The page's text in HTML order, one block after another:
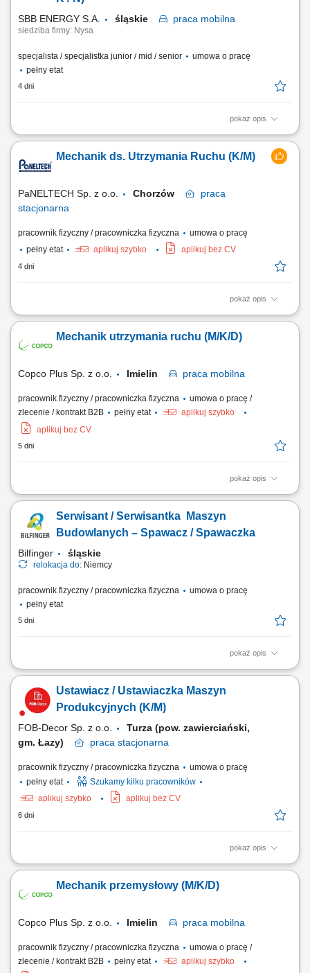
SBB ENERGY S.A. śląskie praca mobilna
siedziba firmy: Nysa
specjalista / specjalistka junior / mid / senior
umowa o pracę
pełny etat
4 dni
pokaż opis
Lokalizacja Obiekty energetyczne i przemysłowe w Polsce oraz za
granicą Uruchamiaj inwestycje, które zmieniają przemysł SBB ENERGY
realizuje projekty energetyczne i przemysłowe w Polsce oraz za
granicą. Budujemy i uruchamiamy instalacje, które mają realny wpływ
Mechanik ds. Utrzymania Ruchu (K/M)
PaNELTECH Sp. z o.o. Chorzów
praca
stacjonarna
pracownik fizyczny / pracowniczka fizyczna
umowa o pracę
pełny etat
aplikuj szybko aplikuj bez CV
4 dni
pokaż opis
Zakres obowiązków: Bieżące usuwanie awarii maszyn i urządzeń.
usterek oraz wdrażanie działań naprawczych. Udział w modernizacjach
i instalacjach nowych urządzeń. Współpraca z działem produkcji w
Mechanik utrzymania ruchu (M/K/D)
Copco Plus Sp. z o.o. Imielin praca mobilna
pracownik fizyczny / pracowniczka fizyczna
umowa o pracę /
zlecenie / kontrakt B2B
pełny etat
aplikuj szybko
aplikuj bez CV
5 dni
pokaż opis
Zadania Sprawne identyfikowanie przyczyn usterek oraz przywracanie
przeglądów technicznych oraz bieżących konserwacji podzespołów.
Aktywne wspieranie zespołu w podnoszeniu wydajności parku
Serwisant / Serwisantka Maszyn
Budowlanych – Spawacz / Spawaczka
Bilfinger śląskie
relokacja do: Niemcy
pracownik fizyczny / pracowniczka fizyczna
umowa o pracę
pełny etat
5 dni
pokaż opis
Opis stanowiska: Wykonywanie prac spawalniczych przy konstrukcjach
na podstawie rysunku technicznego. Naprawa i konserwacja sprzętu
budowlanego oraz urządzeń wykorzystywanych podczas realizacji
inwestycji. Usuwanie usterek...
Ustawiacz / Ustawiaczka Maszyn
Produkcyjnych (K/M)
FOB-Decor Sp. z o.o.
Turza (pow. zawierciański,
gm. Łazy)
praca stacjonarna
pracownik fizyczny / pracowniczka fizyczna
umowa o pracę
pełny etat
Szukamy kilku pracowników
aplikuj szybko
aplikuj bez CV
6 dni
pokaż opis
Zakres obowiązków: bieżąca obsługa i kontrola pracy maszyn
przezbrajanie linii produkcyjnych zgodnie z potrzebami produkcji, udział
w pracach modernizacyjnych oraz montażu nowego parku
Mechanik przemysłowy (M/K/D)
Copco Plus Sp. z o.o. Imielin praca mobilna
pracownik fizyczny / pracowniczka fizyczna
umowa o pracę /
zlecenie / kontrakt B2B
pełny etat
aplikuj szybko